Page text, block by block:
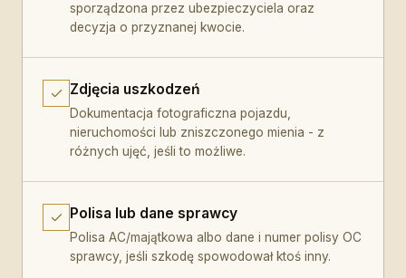
sporządzona przez ubezpieczyciela oraz
decyzja o przyznanej kwocie.
Zdjęcia uszkodzeń
Dokumentacja fotograficzna pojazdu,
nieruchomości lub zniszczonego mienia - z
różnych ujęć, jeśli to możliwe.
Polisa lub dane sprawcy
Polisa AC/majątkowa albo dane i numer polisy OC
sprawcy, jeśli szkodę spowodował ktoś inny.